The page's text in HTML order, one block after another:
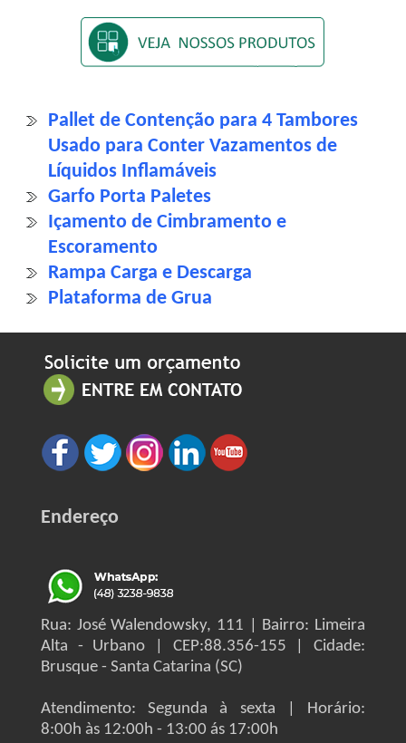
Pallet de Contenção para 4 Tambores
Usado para Conter Vazamentos de
Líquidos Inflamáveis
Garfo Porta Paletes
Içamento de Cimbramento e
Escoramento
Rampa Carga e Descarga
Plataforma de Grua
Endereço
Rua: José Walendowsky, 111 | Bairro: Limeira
Alta - Urbano | CEP:88.356-155 | Cidade:
Brusque - Santa Catarina (SC)
Atendimento: Segunda à sexta | Horário:
8:00h às 12:00h - 13:00 ás 17:00h